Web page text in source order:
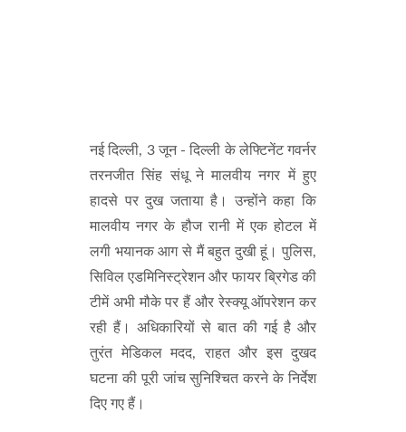
नई दिल्ली, 3 जून - दिल्ली के लेफ्टिनेंट गवर्नर
तरनजीत सिंह संधू ने मालवीय नगर में हुए
हादसे पर दुख जताया है। उन्होंने कहा कि
मालवीय नगर के हौज रानी में एक होटल में
लगी भयानक आग से मैं बहुत दुखी हूं। पुलिस,
सिविल एडमिनिस्ट्रेशन और फायर ब्रिगेड की
टीमें अभी मौके पर हैं और रेस्क्यू ऑपरेशन कर
रही हैं। अधिकारियों से बात की गई है और
तुरंत मेडिकल मदद, राहत और इस दुखद
घटना की पूरी जांच सुनिश्चित करने के निर्देश
दिए गए हैं।